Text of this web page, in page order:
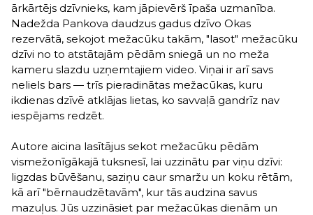
ārkārtējs dzīvnieks, kam jāpievērš īpaša uzmanība.
Nadežda Pankova daudzus gadus dzīvo Okas
rezervātā, sekojot mežacūku takām, "lasot" mežacūku
dzīvi no to atstātajām pēdām sniegā un no meža
kameru slazdu uzņemtajiem video. Viņai ir arī savs
neliels bars — trīs pieradinātas mežacūkas, kuru
ikdienas dzīvē atklājas lietas, ko savvaļā gandrīz nav
iespējams redzēt.
Autore aicina lasītājus sekot mežacūku pēdām
vismežonīgākajā tuksnesī, lai uzzinātu par viņu dzīvi:
ligzdas būvēšanu, saziņu caur smaržu un koku rētām,
kā arī "bērnaudzētavām", kur tās audzina savus
mazuļus. Jūs uzzināsiet par mežacūkas dienām un